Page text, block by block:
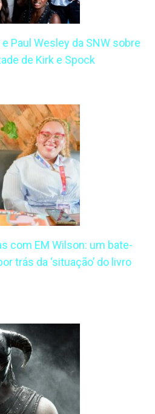
Paul Wesley da SNW sobre
de Kirk e Spock
com EM Wilson: um bate-
trás da ‘situação’ do livro